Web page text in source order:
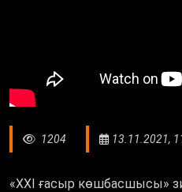
1204 13.11.2021,
«XXI ғасыр көшбасшысы»